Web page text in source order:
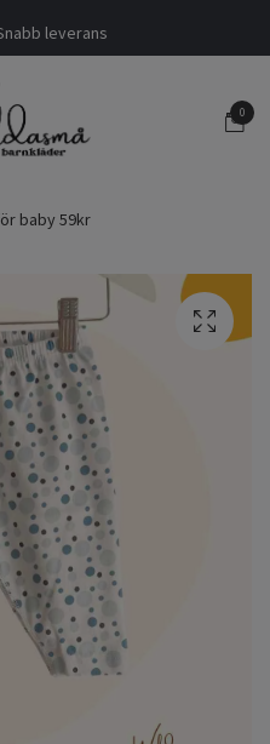
leverans
0
baby 59kr